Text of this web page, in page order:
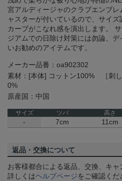
宮アルディージャのクラブエンブ
ャスターが付いているので、サイ
カーブがこなれ感を演出します。
ジアムでの日除け対策には勿論、
いお勧めのアイテムです。
メーカー品番：oa902302
素材：[本体] コットン100% ［刺
0%
原産国：中国
サイズ ツバ 高さ
- 7cm 11cm
返品・交換について
お客様都合による返品、交換、キャ
詳しくはヘルプページをご確認くだ